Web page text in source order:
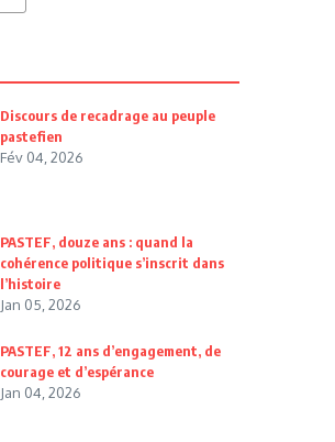
Discours de recadrage au peuple
pastefien
Fév 04, 2026
PASTEF, douze ans : quand la
cohérence politique s’inscrit dans
l’histoire
Jan 05, 2026
PASTEF, 12 ans d’engagement, de
courage et d’espérance
Jan 04, 2026